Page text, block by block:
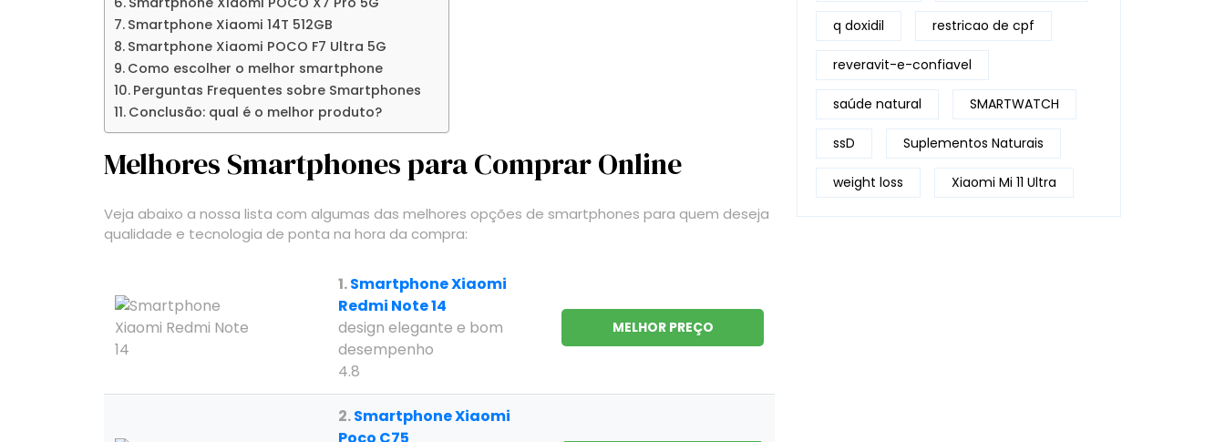
Smartphone Xiaomi 14T 512GB
Smartphone Xiaomi POCO F7 Ultra 5G
Como escolher o melhor smartphone
Perguntas Frequentes sobre Smartphones
Conclusão: qual é o melhor produto?
Melhores Smartphones para Comprar Online
Veja abaixo a nossa lista com algumas das melhores opções de smartphones para quem deseja
qualidade e tecnologia de ponta na hora da compra:
1.Smartphone Xiaomi
Redmi Note 14
design elegante e bom
desempenho
4.8
MELHOR PREÇO
2.Smartphone Xiaomi
q doxidil restricao de cpf
reveravit-e-confiavel
saúde natural SMARTWATCH
ssD Suplementos Naturais
weight loss Xiaomi Mi 11 Ultra